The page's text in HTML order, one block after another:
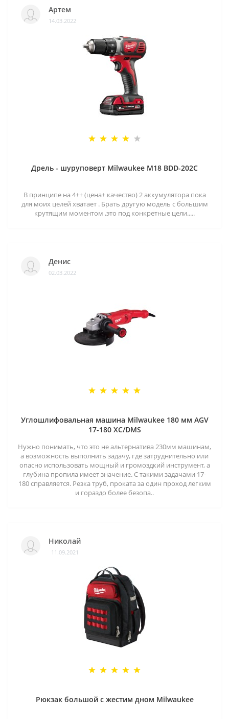
Артем
14.03.2022
Дрель - шуруповерт Milwaukee M18 BDD-202C
В принципе на 4++ (цена+ качество) 2 аккумулятора пока
для моих целей хватает . Брать другую модель с большим
крутящим моментом ,это под конкретные цели.....
Денис
02.03.2022
Углошлифовальная машина Milwaukee 180 мм AGV
17-180 XC/DMS
Нужно понимать, что это не альтернатива 230мм машинам,
а возможность выполнить задачу, где затруднительно или
опасно использовать мощный и громоздкий инструмент, а
глубина пропила имеет значение. С такими задачами 17-
180 справляется. Резка труб, проката за один проход легким
и гораздо более безопа..
Николай
11.09.2021
Рюкзак большой с жестим дном Milwaukee